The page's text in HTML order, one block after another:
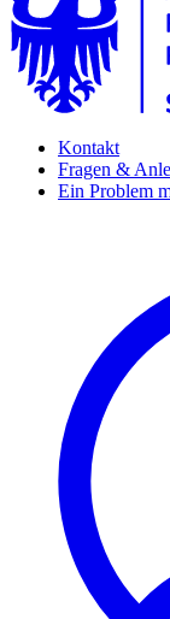
Kontakt
Fragen &
Ein Problem